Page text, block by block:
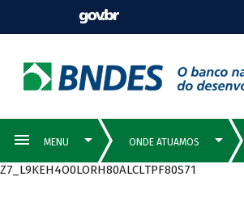
Z7_L9KEH4O0LORH80ALCLTPF80S71